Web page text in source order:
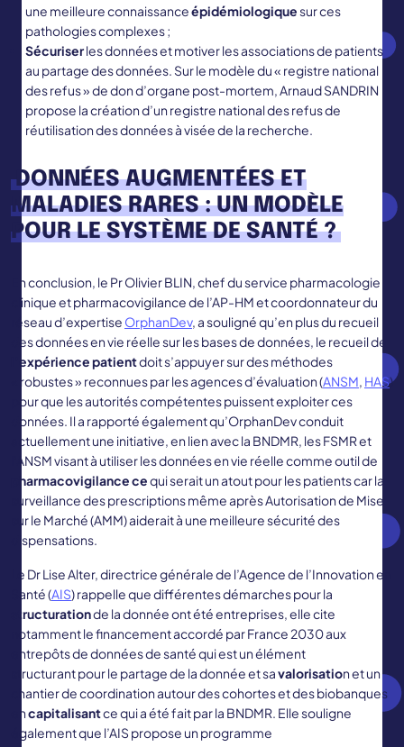
une meilleure connaissanceépidémiologique sur ces
pathologies complexes ;
Sécuriserles données et motiver les associations de patients
au partage des données. Sur le modèle du « registre national
des refus » de don d’organe post-mortem, Arnaud SANDRIN
propose la création d’un registre national des refus de
réutilisation des données à visée de la recherche.
DONNÉES AUGMENTÉES ET
MALADIES RARES : UN MODÈLE
POUR LE SYSTÈME DE SANTÉ ?
En conclusion, le Pr Olivier BLIN, chef du service pharmacologie
clinique et pharmacovigilance de l’AP-HM et coordonnateur du
réseau d’expertise OrphanDev, a souligné qu’en plus du recueil
des données en vie réelle sur les bases de données, le recueil de
l’expérience patientdoit s’appuyer sur des méthodes
« robustes » reconnues par les agences d’évaluation (ANSM, HAS)
pour que les autorités compétentes puissent exploiter ces
données. Il a rapporté également qu’OrphanDev conduit
actuellement une initiative, en lien avec la BNDMR, les FSMR et
l’ANSM visant à utiliser les données en vie réelle comme outil de
pharmacovigilance cequi serait un atout pour les patients car la
surveillance des prescriptions même après Autorisation de Mise
sur le Marché (AMM) aiderait à une meilleure sécurité des
dispensations.
Le Dr Lise Alter, directrice générale de l’Agence de l’Innovation en
Santé (AIS) rappelle que différentes démarches pour la
structurationde la donnée ont été entreprises, elle cite
notamment le financement accordé par France 2030 aux
entrepôts de données de santé qui est un élément
structurant pour le partage de la donnée et savalorisation et un
chantier de coordination autour des cohortes et des biobanques
encapitalisantce qui a été fait par la BNDMR. Elle souligne
également que l’AIS propose un programme